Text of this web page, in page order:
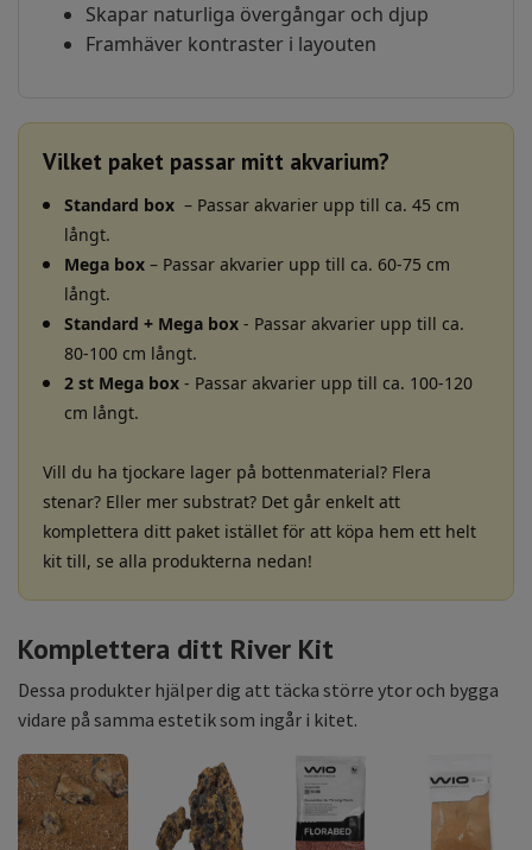
Skapar naturliga övergångar och djup
Framhäver kontraster i layouten
Vilket paket passar mitt akvarium?
Standard box – Passar akvarier upp till ca. 45 cm
långt.
Mega box – Passar akvarier upp till ca. 60-75 cm
långt.
Standard + Mega box - Passar akvarier upp till ca.
80-100 cm långt.
2 st Mega box - Passar akvarier upp till ca. 100-120
cm långt.
Vill du ha tjockare lager på bottenmaterial? Flera
stenar? Eller mer substrat? Det går enkelt att
komplettera ditt paket istället för att köpa hem ett helt
kit till, se alla produkterna nedan!
Komplettera ditt River Kit
Dessa produkter hjälper dig att täcka större ytor och bygga
vidare på samma estetik som ingår i kitet.